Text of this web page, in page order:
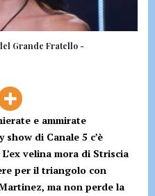
Grande Fratello -
e ammirate
di Canale 5 c’è
velina mora di Striscia
per il triangolo con
ma non perde la